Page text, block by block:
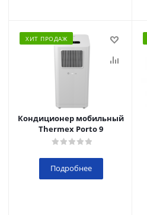
ХИТ ПРОДАЖ
Кондиционер мобильный
Thermex Porto 9
Подробнее